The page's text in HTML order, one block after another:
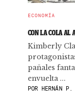
ECONOMÍA
CON LA COLA AL
Kimberly
pañales
envuelta ...
PORHERNÁN P.